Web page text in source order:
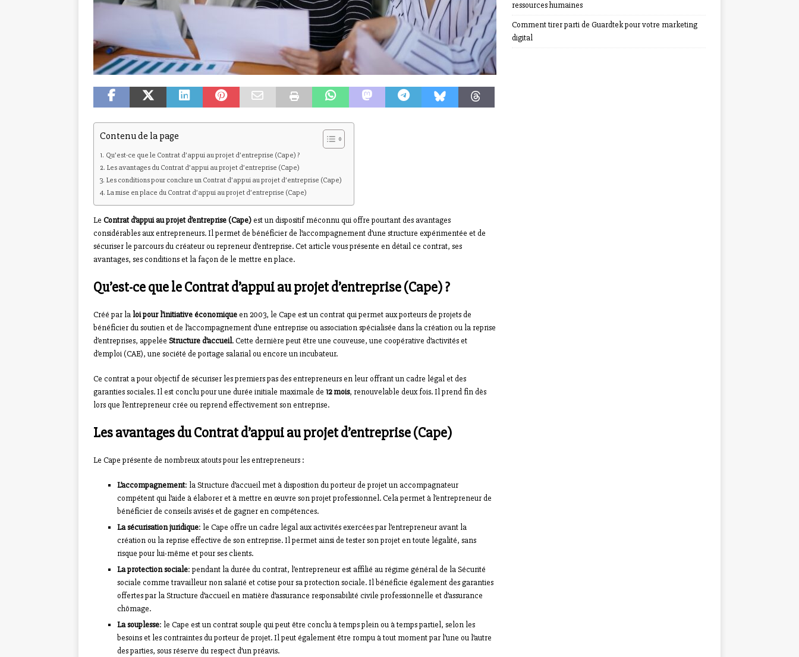
Contenu de la page
Qu’est-ce que le Contrat d’appui au projet d’entreprise (Cape) ?
Les avantages du Contrat d’appui au projet d’entreprise (Cape)
Les conditions pour conclure un Contrat d’appui au projet d’entreprise (Cape)
La mise en place du Contrat d’appui au projet d’entreprise (Cape)
Le Contrat d’appui au projet d’entreprise (Cape)est un dispositif méconnu qui offre pourtant des avantages
considérables aux entrepreneurs. Il permet de bénéficier de l’accompagnement d’une structure expérimentée et de
sécuriser le parcours du créateur ou repreneur d’entreprise. Cet article vous présente en détail ce contrat, ses
avantages, ses conditions et la façon de le mettre en place.
Qu’est-ce que le Contrat d’appui au projet d’entreprise (Cape) ?
Créé par la loi pour l’initiative économiqueen 2003, le Cape est un contrat qui permet aux porteurs de projets de
bénéficier du soutien et de l’accompagnement d’une entreprise ou association spécialisée dans la création ou la reprise
d’entreprises, appelée Structure d’accueil. Cette dernière peut être une couveuse, une coopérative d’activités et
d’emploi (CAE), une société de portage salarial ou encore un incubateur.
Ce contrat a pour objectif de sécuriser les premiers pas des entrepreneurs en leur offrant un cadre légal et des
garanties sociales. Il est conclu pour une durée initiale maximale de 12 mois, renouvelable deux fois. Il prend fin dès
lors que l’entrepreneur crée ou reprend effectivement son entreprise.
Les avantages du Contrat d’appui au projet d’entreprise (Cape)
Le Cape présente de nombreux atouts pour les entrepreneurs :
L’accompagnement: la Structure d’accueil met à disposition du porteur de projet un accompagnateur
compétent qui l’aide à élaborer et à mettre en œuvre son projet professionnel. Cela permet à l’entrepreneur de
bénéficier de conseils avisés et de gagner en compétences.
La sécurisation juridique: le Cape offre un cadre légal aux activités exercées par l’entrepreneur avant la
création ou la reprise effective de son entreprise. Il permet ainsi de tester son projet en toute légalité, sans
risque pour lui-même et pour ses clients.
La protection sociale: pendant la durée du contrat, l’entrepreneur est affilié au régime général de la Sécurité
sociale comme travailleur non salarié et cotise pour sa protection sociale. Il bénéficie également des garanties
offertes par la Structure d’accueil en matière d’assurance responsabilité civile professionnelle et d’assurance
chômage.
La souplesse: le Cape est un contrat souple qui peut être conclu à temps plein ou à temps partiel, selon les
besoins et les contraintes du porteur de projet. Il peut également être rompu à tout moment par l’une ou l’autre
des parties, sous réserve du respect d’un préavis.
ressources humaines
Comment tirer parti de Guardtek pour votre marketing
digital